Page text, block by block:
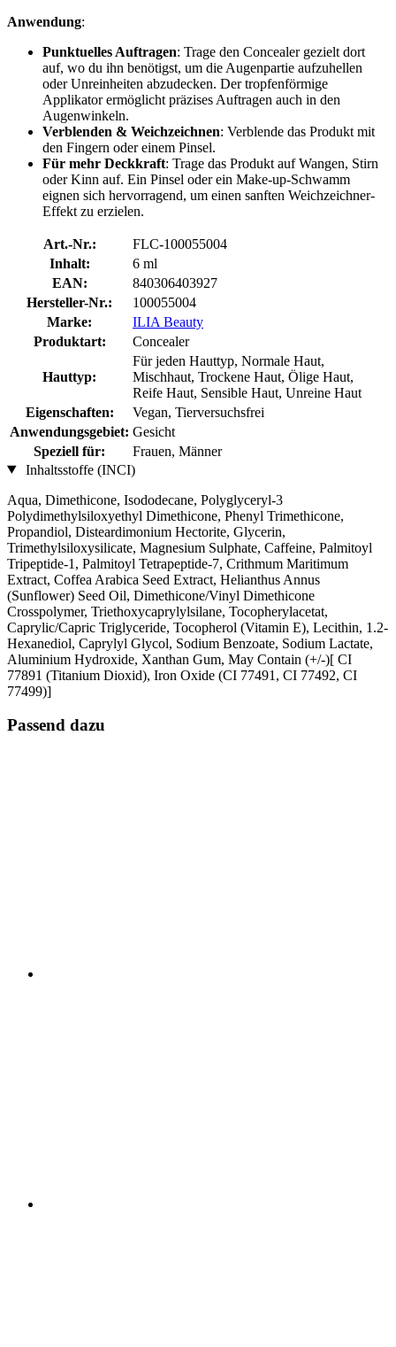
Anwendung:
Punktuelles Auftragen: Trage den Concealer gezielt dort
auf, wo du ihn benötigst, um die Augenpartie aufzuhellen
oder Unreinheiten abzudecken. Der tropfenförmige
Applikator ermöglicht präzises Auftragen auch in den
Augenwinkeln.
Verblenden & Weichzeichnen: Verblende das Produkt mit
den Fingern oder einem Pinsel.
Für mehr Deckkraft: Trage das Produkt auf Wangen, Stirn
oder Kinn auf. Ein Pinsel oder ein Make-up-Schwamm
eignen sich hervorragend, um einen sanften Weichzeichner-
Effekt zu erzielen.
Art.-Nr.:
FLC-100055004
Inhalt:
6 ml
EAN:
840306403927
Hersteller-Nr.:
100055004
Marke:
ILIA Beauty
Produktart:
Concealer
Hauttyp:
Für jeden Hauttyp, Normale Haut,
Mischhaut, Trockene Haut, Ölige Haut,
Reife Haut, Sensible Haut, Unreine Haut
Eigenschaften:
Vegan, Tierversuchsfrei
Anwendungsgebiet: Gesicht
Speziell für:
Frauen, Männer
Inhaltsstoffe (INCI)
Aqua, Dimethicone, Isododecane, Polyglyceryl-3
Polydimethylsiloxyethyl Dimethicone, Phenyl Trimethicone,
Propandiol, Disteardimonium Hectorite, Glycerin,
Trimethylsiloxysilicate, Magnesium Sulphate, Caffeine, Palmitoyl
Tripeptide-1, Palmitoyl Tetrapeptide-7, Crithmum Maritimum
Extract, Coffea Arabica Seed Extract, Helianthus Annus
(Sunflower) Seed Oil, Dimethicone/Vinyl Dimethicone
Crosspolymer, Triethoxycaprylylsilane, Tocopherylacetat,
Caprylic/Capric Triglyceride, Tocopherol (Vitamin E), Lecithin, 1.2-
Hexanediol, Caprylyl Glycol, Sodium Benzoate, Sodium Lactate,
Aluminium Hydroxide, Xanthan Gum, May Contain (+/-)[ CI
77891 (Titanium Dioxid), Iron Oxide (CI 77491, CI 77492, CI
77499)]
Passend dazu